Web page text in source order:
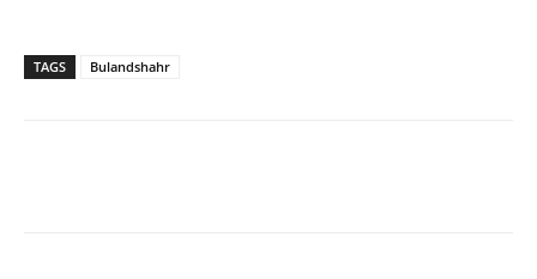
TAGS Bulandshahr